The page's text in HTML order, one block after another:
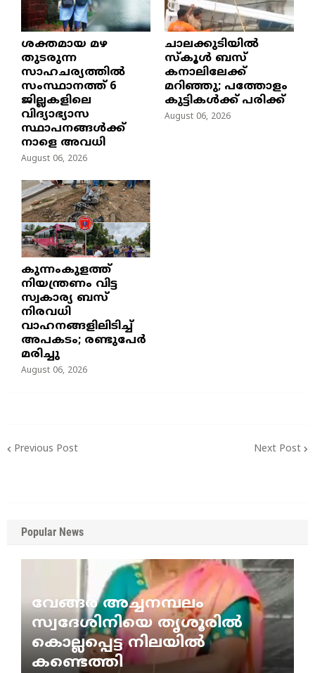
ശക്തമായ മഴ
തുടരുന്ന
സാഹചര്യത്തിൽ
സംസ്ഥാനത്ത് 6
ജില്ലകളിലെ
വിദ്യാഭ്യാസ
സ്ഥാപനങ്ങൾക്ക്
നാളെ അവധി
August 06, 2026
ചാലക്കുടിയിൽ
സ്കൂൾ ബസ്
കനാലിലേക്ക്
മറിഞ്ഞു; പത്തോളം
കുട്ടികൾക്ക് പരിക്ക്
August 06, 2026
കുന്നംകുളത്ത്
നിയന്ത്രണം വിട്ട
സ്വകാര്യ ബസ്
നിരവധി
വാഹനങ്ങളിലിടിച്ച്
അപകടം; രണ്ടുപേർ
മരിച്ചു
August 06, 2026
Previous Post Next Post
Popular News
വേങ്ങര അച്ചനമ്പലം
സ്വദേശിനിയെ തൃശൂരിൽ
കൊല്ലപ്പെട്ട നിലയിൽ
കണ്ടെത്തി